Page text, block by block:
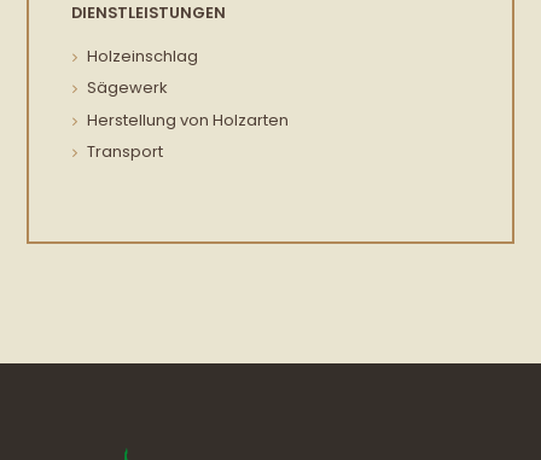
DIENSTLEISTUNGEN
Holzeinschlag
Sägewerk
Herstellung von Holzarten
Transport